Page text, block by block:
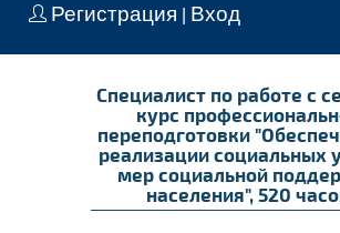
Регистрация Вход
Специалист по работе с
курс
переподготовки
реализации социальных
мер социальной
населения", 520